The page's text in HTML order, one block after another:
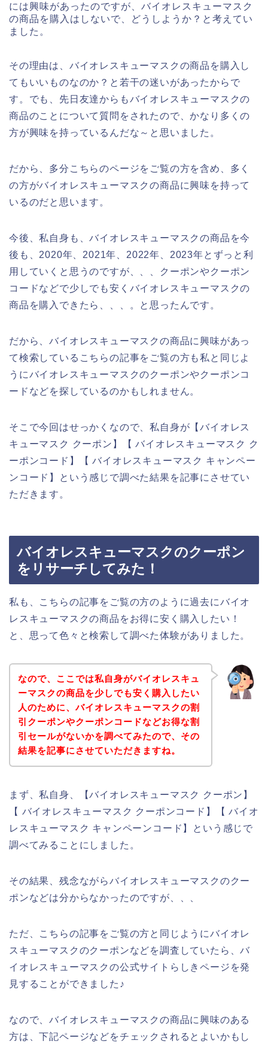
には興味があったのですが、バイオレスキューマスク
の商品を購入はしないで、どうしようか？と考えてい
ました。
その理由は、バイオレスキューマスクの商品を購入し
てもいいものなのか？と若干の迷いがあったからで
す。でも、先日友達からもバイオレスキューマスクの
商品のことについて質問をされたので、かなり多くの
方が興味を持っているんだな～と思いました。
だから、多分こちらのページをご覧の方を含め、多く
の方がバイオレスキューマスクの商品に興味を持って
いるのだと思います。
今後、私自身も、バイオレスキューマスクの商品を今
後も、2020年、2021年、2022年、2023年とずっと利
用していくと思うのですが、、、クーポンやクーポン
コードなどで少しでも安くバイオレスキューマスクの
商品を購入できたら、、、。と思ったんです。
だから、バイオレスキューマスクの商品に興味があっ
て検索しているこちらの記事をご覧の方も私と同じよ
うにバイオレスキューマスクのクーポンやクーポンコ
ードなどを探しているのかもしれません。
そこで今回はせっかくなので、私自身が【バイオレス
キューマスク クーポン】【 バイオレスキューマスク ク
ーポンコード】【 バイオレスキューマスク キャンペー
ンコード】という感じで調べた結果を記事にさせてい
ただきます。
バイオレスキューマスクのクーポン
をリサーチしてみた！
私も、こちらの記事をご覧の方のように過去にバイオ
レスキューマスクの商品をお得に安く購入したい！
と、思って色々と検索して調べた体験がありました。
なので、ここでは私自身がバイオレスキュ
ーマスクの商品を少しでも安く購入したい
人のために、バイオレスキューマスクの割
引クーポンやクーポンコードなどお得な割
引セールがないかを調べてみたので、その
結果を記事にさせていただきますね。
まず、私自身、【バイオレスキューマスク クーポン】
【 バイオレスキューマスク クーポンコード】【 バイオ
レスキューマスク キャンペーンコード】という感じで
調べてみることにしました。
その結果、残念ながらバイオレスキューマスクのクー
ポンなどは分からなかったのですが、、、
ただ、こちらの記事をご覧の方と同じようにバイオレ
スキューマスクのクーポンなどを調査していたら、バ
イオレスキューマスクの公式サイトらしきページを発
見することができました♪
なので、バイオレスキューマスクの商品に興味のある
方は、下記ページなどをチェックされるとよいかもし